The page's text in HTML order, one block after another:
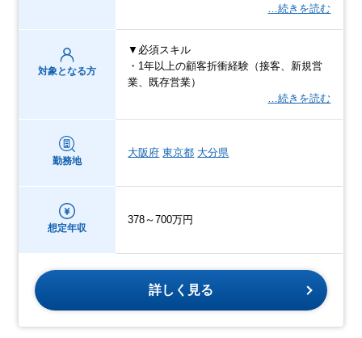
…続きを読む
対象となる方
▼必須スキル
・1年以上の顧客折衝経験（接客、新規営
業、既存営業）
…続きを読む
勤務地
大阪府 東京都 大分県
想定年収
378～700万円
詳しく見る